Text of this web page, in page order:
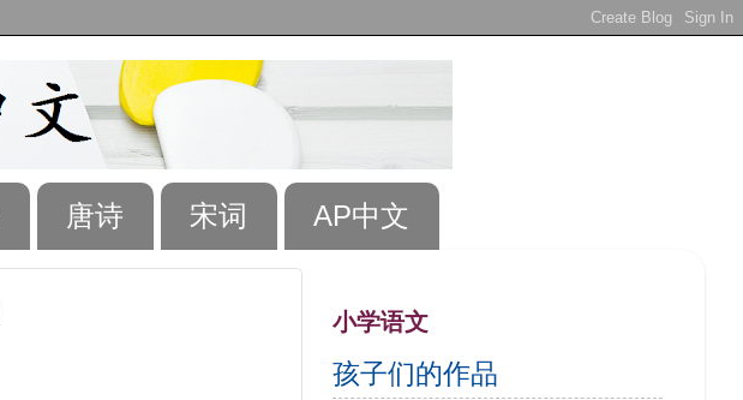
唐诗 宋词 AP中文
小学语文
孩子们的作品